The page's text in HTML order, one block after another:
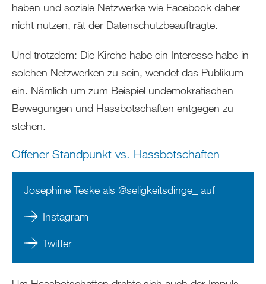
haben und soziale Netzwerke wie Facebook daher
nicht nutzen, rät der Datenschutzbeauftragte.
Und trotzdem: Die Kirche habe ein Interesse habe in
solchen Netzwerken zu sein, wendet das Publikum
ein. Nämlich um zum Beispiel undemokratischen
Bewegungen und Hassbotschaften entgegen zu
stehen.
Offener Standpunkt vs. Hassbotschaften
Josephine Teske als @seligkeitsdinge_ auf
Instagram
Twitter